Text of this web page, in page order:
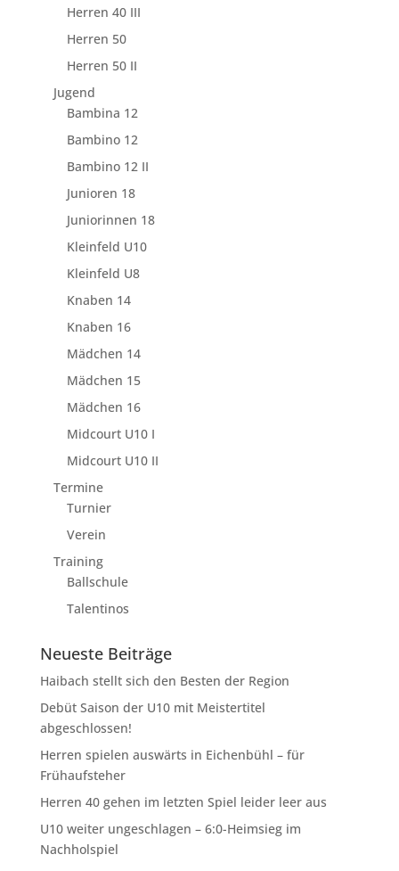
Herren 40 III
Herren 50
Herren 50 II
Jugend
Bambina 12
Bambino 12
Bambino 12 II
Junioren 18
Juniorinnen 18
Kleinfeld U10
Kleinfeld U8
Knaben 14
Knaben 16
Mädchen 14
Mädchen 15
Mädchen 16
Midcourt U10 I
Midcourt U10 II
Termine
Turnier
Verein
Training
Ballschule
Talentinos
Neueste Beiträge
Haibach stellt sich den Besten der Region
Debüt Saison der U10 mit Meistertitel
abgeschlossen!
Herren spielen auswärts in Eichenbühl – für
Frühaufsteher
Herren 40 gehen im letzten Spiel leider leer aus
U10 weiter ungeschlagen – 6:0-Heimsieg im
Nachholspiel